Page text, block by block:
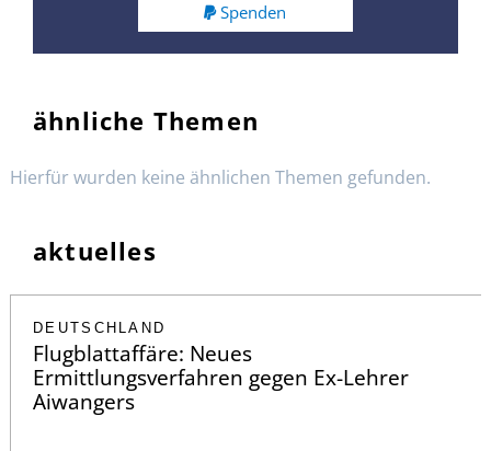
Spenden
ähnliche Themen
Hierfür wurden keine ähnlichen Themen gefunden.
aktuelles
DEUTSCHLAND
Flugblattaffäre: Neues
Ermittlungsverfahren gegen Ex-Lehrer
Aiwangers